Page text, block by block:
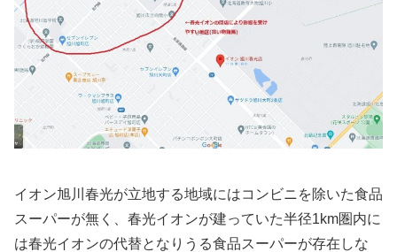
イオン旭川春光が立地する地域にはコンビニを除いた食品
スーパーが無く、春光イオンが建っていた半径1km圏内に
は春光イオンの代替となりうる食品スーパーが存在しな